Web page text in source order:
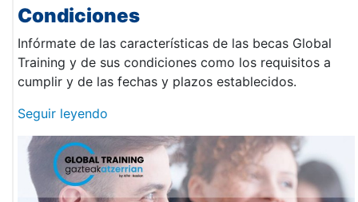
Condiciones
Infórmate de las características de las becas Global
Training y de sus condiciones como los requisitos a
cumplir y de las fechas y plazos establecidos.
Seguir leyendo